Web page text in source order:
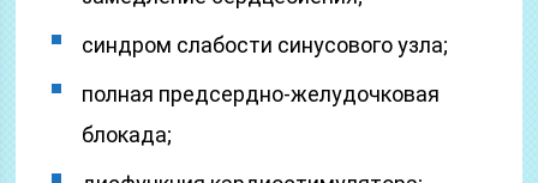
­синдром слабости синусового узла;
­полная предсердно-желудочковая
блокада;